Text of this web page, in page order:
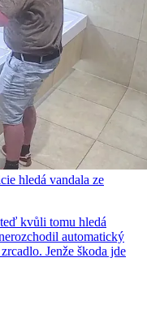
hledá vandala ze
kvůli tomu hledá
automatický
Jenže škoda jde